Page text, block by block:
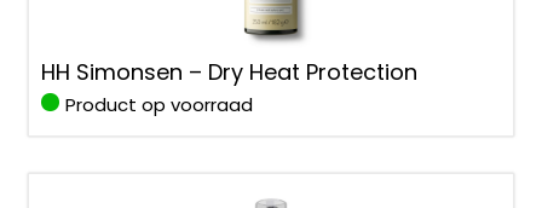
HH Simonsen – Dry Heat Protection
Product op voorraad